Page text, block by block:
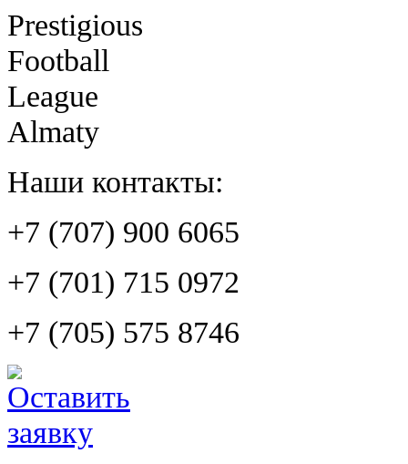
Prestigious
Football
League
Almaty
Наши контакты:
+7 (707) 900 6065
+7 (701) 715 0972
+7 (705) 575 8746